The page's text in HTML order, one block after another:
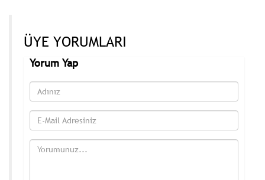
ÜYE YORUMLARI
Yorum Yap